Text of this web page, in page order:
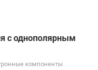
с однополярным
компоненты